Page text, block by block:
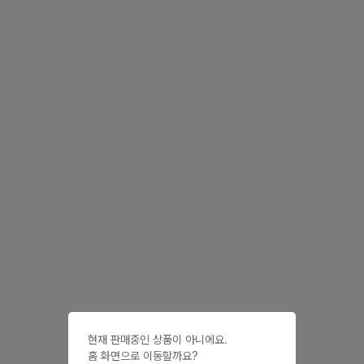
현재 판매중인 상품이 아니에요.
홈 화면으로 이동할까요?